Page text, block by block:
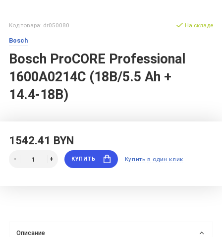
Код товара: dr050080
Bosch
Bosch ProCORE Professional
1600A0214C (18В/5.5 Ah +
14.4-18В)
На складе
1542.41 BYN
КУПИТЬ Купить в один клик
Описание